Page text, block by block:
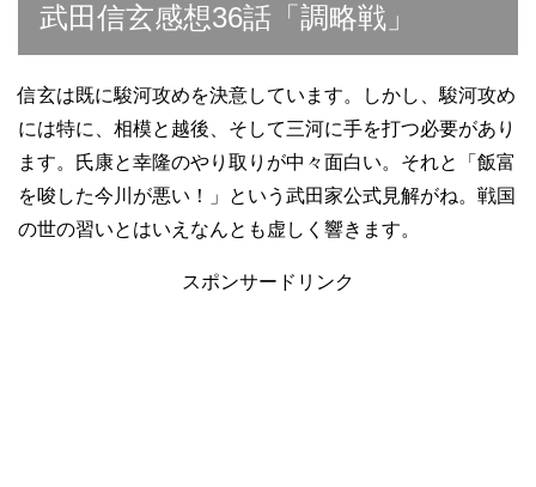
武田信玄感想36話「調略戦」
信玄は既に駿河攻めを決意しています。しかし、駿河攻め
には特に、相模と越後、そして三河に手を打つ必要があり
ます。氏康と幸隆のやり取りが中々面白い。それと「飯富
を唆した今川が悪い！」という武田家公式見解がね。戦国
の世の習いとはいえなんとも虚しく響きます。
スポンサードリンク